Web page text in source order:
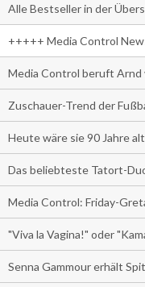
Alle Bestseller in der
+++++ Media Control
Media Control beruft Arnd
Zuschauer-Trend der
Heute wäre sie 90 Jahre
Das beliebteste Tatort-
Media Control: Friday-
"Viva la Vagina!" oder
Senna Gammour erhält